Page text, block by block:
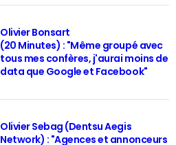
Olivier Bonsart
(20 Minutes) : "Même groupé avec
tous mes confères, j'aurai moins de
data que Google et Facebook"
Olivier Sebag (Dentsu Aegis
Network) : "Agences et annonceurs